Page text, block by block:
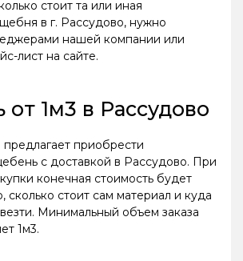
стоит та или иная
в г. Рассудово, нужно
нашей компании или
лист на сайте.
1м3 в Рассудово
приобрести
с доставкой в Рассудово. При
конечная стоимость будет
сколько стоит сам материал и куда
Минимальный объем заказа
1м3.